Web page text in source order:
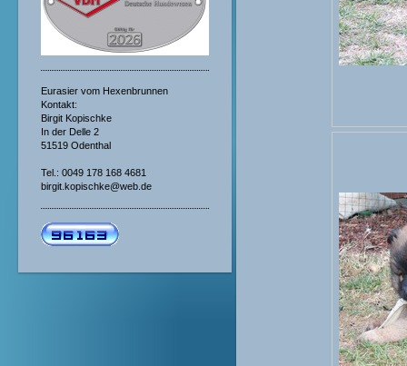
Eurasier vom Hexenbrunnen
Kontakt:
Birgit Kopischke
In der Delle 2
51519 Odenthal
Tel.: 0049 178 168 4681
birgit.kopischke@web.de